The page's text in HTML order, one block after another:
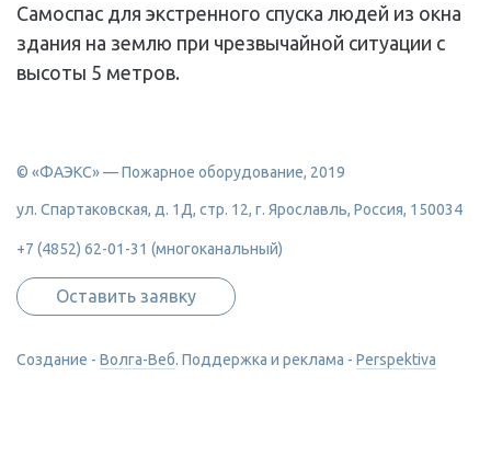
Самоспас для экстренного спуска людей из окна
здания на землю при чрезвычайной ситуации с
высоты 5 метров.
© «ФАЭКС» — Пожарное оборудование, 2019
ул. Спартаковская, д. 1Д, стр. 12, г. Ярославль, Россия, 150034
+7 (4852) 62-01-31 (многоканальный)
Оставить заявку
Создание - Волга-Веб. Поддержка и реклама - Perspektiva